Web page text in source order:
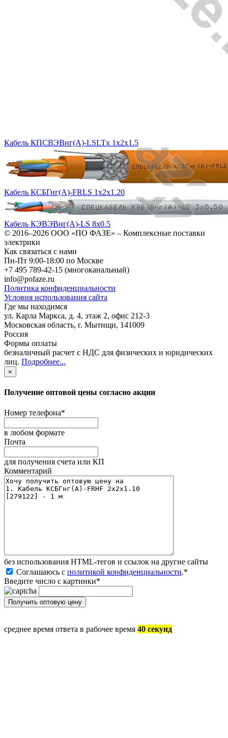
Кабель КПСВЭВнг(A)-LSLTx 1x2x1.5
Кабель КСБГнг(А)-FRLS 1х2х1.20
Кабель КЭВЭВнг(А)-LS 8х0.5
© 2016–2026 ООО «ПО ФАЗЕ» – Комплексные поставки
электрики
Как связаться с нами
Пн-Пт 9:00-18:00 по Москве
+7 495 789-42-15 (многоканальный)
info@pofaze.ru
Политика конфиденциальности
Условия использования сайта
Где мы находимся
ул. Карла Маркса, д. 4, этаж 2, офис 212-3
Московская область, г. Мытищи, 141009
Россия
Формы оплаты
безналичный расчет с НДС для физических и юридических
лиц. Подробнее...
×
Получение оптовой цены согласно акции
Номер телефона*
в любом формате
Почта
для получения счета или КП
Комментарий
без иcпользования HTML-тегов и ссылок на другие сайты
Соглашаюсь с политикой конфиденциальности.*
Введите число с картинки*
среднее время ответа в рабочее время 40 секунд